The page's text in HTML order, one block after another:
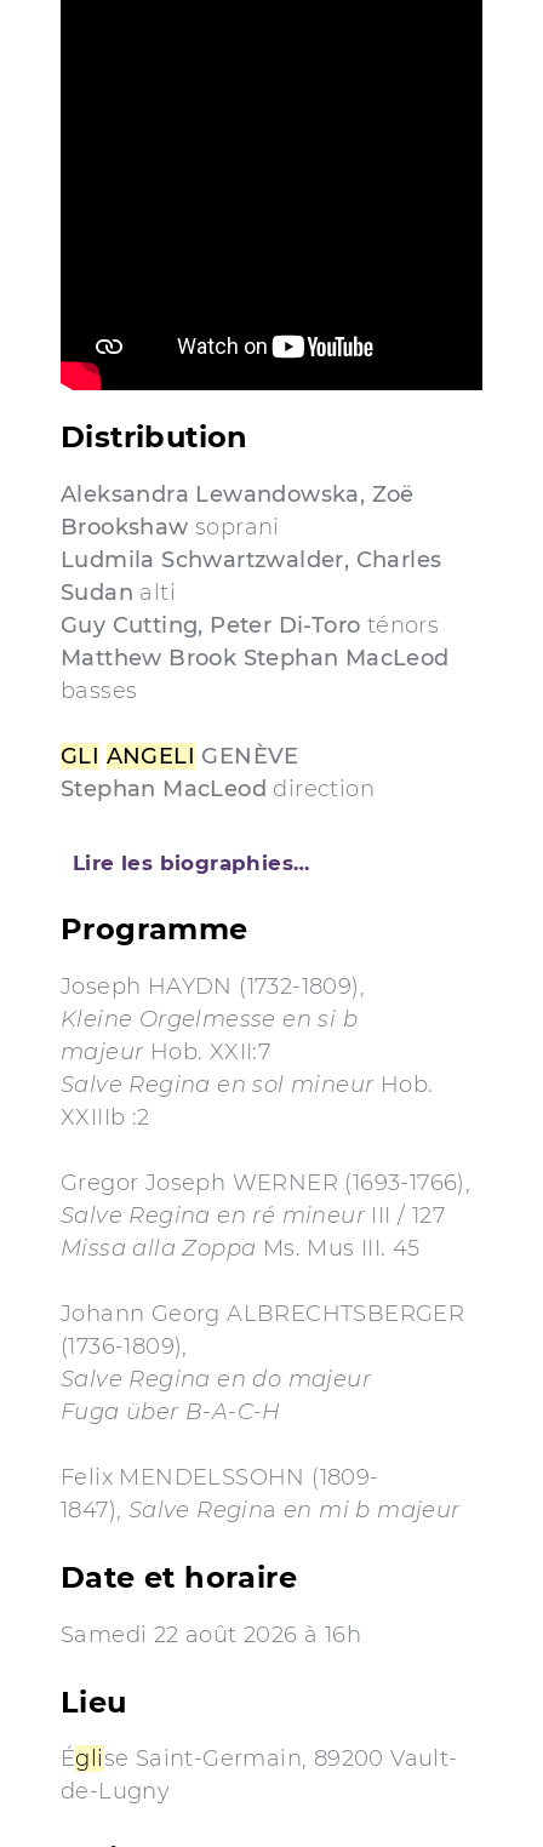
Distribution
Aleksandra Lewandowska, Zoë
Brookshaw soprani
Ludmila Schwartzwalder, Charles
Sudan alti
Guy Cutting, Peter Di-Toro ténors
Matthew Brook Stephan MacLeod
basses
GLI ANGELI GENÈVE
Stephan MacLeod direction
Lire les biographies…
Programme
Joseph HAYDN (1732-1809),
Kleine Orgelmesse en si b
majeur Hob. XXII:7
Salve Regina en sol mineurHob.
XXIIIb :2
Gregor Joseph WERNER (1693-1766),
Salve Regina en ré mineurIII / 127
Missa alla Zoppa Ms. Mus III. 45
Johann Georg ALBRECHTSBERGER
(1736-1809),
Salve Regina en do majeur
Fuga über B-A-C-H
Felix MENDELSSOHN (1809-
1847), Salve Regina en mi b majeur
Date et horaire
Samedi 22 août 2026 à 16h
Lieu
Église Saint-Germain, 89200 Vault-
de-Lugny